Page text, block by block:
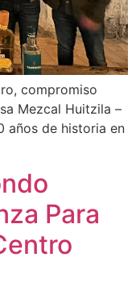
compromiso
Mezcal Huitzila –
años de historia en
Para